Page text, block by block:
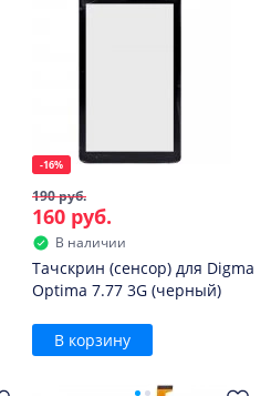
-16%
190 руб.
160 руб.
В наличии
Тачскрин (сенсор) для Digma
Optima 7.77 3G (черный)
В корзину